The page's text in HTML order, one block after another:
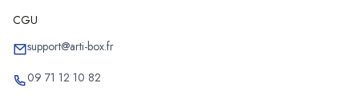
CGU
support@arti-box.fr
09 71 12 10 82